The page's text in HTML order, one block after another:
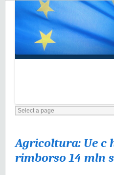
Agricoltura: Ue c
rimborso 14 mln